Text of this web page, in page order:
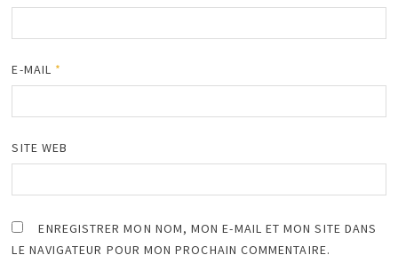
E-MAIL *
SITE WEB
ENREGISTRER MON NOM, MON E-MAIL ET MON SITE DANS
LE NAVIGATEUR POUR MON PROCHAIN COMMENTAIRE.